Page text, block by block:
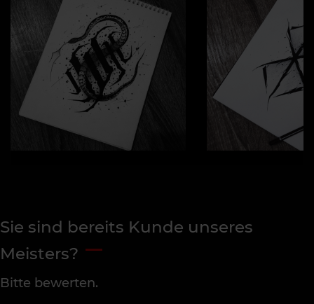
Sie sind bereits Kunde unseres
Meisters?
Bitte bewerten.